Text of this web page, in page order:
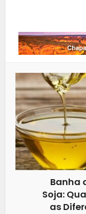
Banha
Soja:
as